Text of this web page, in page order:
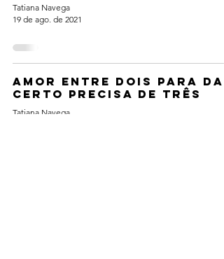
Tatiana Navega
19 de ago. de 2021
Amor entre dois para
certo precisa de três
Tatiana Navega